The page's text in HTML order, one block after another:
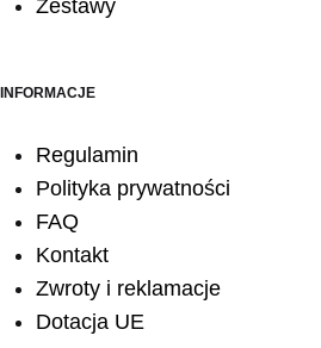
Zestawy
INFORMACJE
Regulamin
Polityka prywatności
FAQ
Kontakt
Zwroty i reklamacje
Dotacja UE